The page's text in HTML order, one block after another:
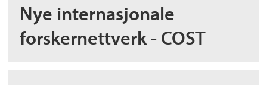
Nye internasjonale
forskernettverk - COST